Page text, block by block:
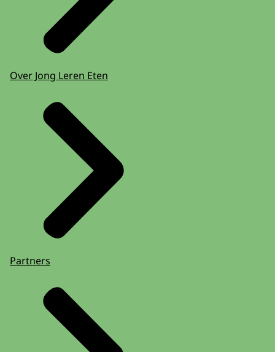
Over Jong Leren Eten
Partners